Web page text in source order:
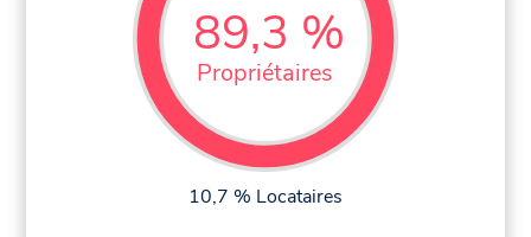
89,3 %
Propriétaires
10,7 % Locataires